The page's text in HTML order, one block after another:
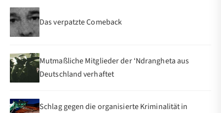
Das verpatzte Comeback
Mutmaßliche Mitglieder der ‘Ndrangheta aus
Deutschland verhaftet
Schlag gegen die organisierte Kriminalität in